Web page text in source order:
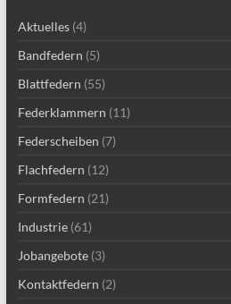
Aktuelles(4)
Bandfedern (5)
Blattfedern (55)
Federklammern (11)
Federscheiben (7)
Flachfedern (12)
Formfedern (21)
Industrie(61)
Jobangebote(3)
Kontaktfedern (2)